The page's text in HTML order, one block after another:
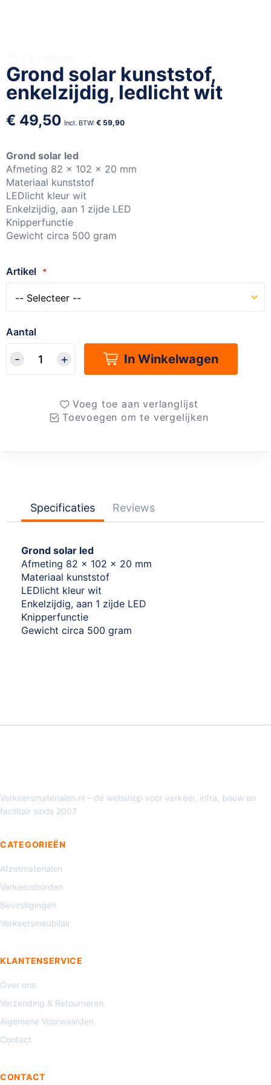
Grond solar kunststof,
enkelzijdig, ledlicht wit
€ 49,50 € 59,90
Grond solar led
Afmeting 82 x 102 x 20 mm
Materiaal kunststof
LEDlicht kleur wit
Enkelzijdig, aan 1 zijde LED
Knipperfunctie
Gewicht circa 500 gram
Artikel
Aantal
In Winkelwagen
Voeg toe aan verlanglijst
Toevoegen om te vergelijken
naar
het
begin
de
gallerij
Specificaties Reviews
Grond solar led
Afmeting 82 x 102 x 20 mm
Materiaal kunststof
LEDlicht kleur wit
Enkelzijdig, aan 1 zijde LED
Knipperfunctie
Gewicht circa 500 gram
Verkeersmaterialen.nl – dé webshop voor verkeer, infra, bouw en
facilitair sinds 2007
CATEGORIEËN
Afzetmaterialen
Verkeersborden
Bevestigingen
Verkeersmeubilair
KLANTENSERVICE
Over ons
Verzending & Retourneren
Algemene Voorwaarden
Contact
CONTACT